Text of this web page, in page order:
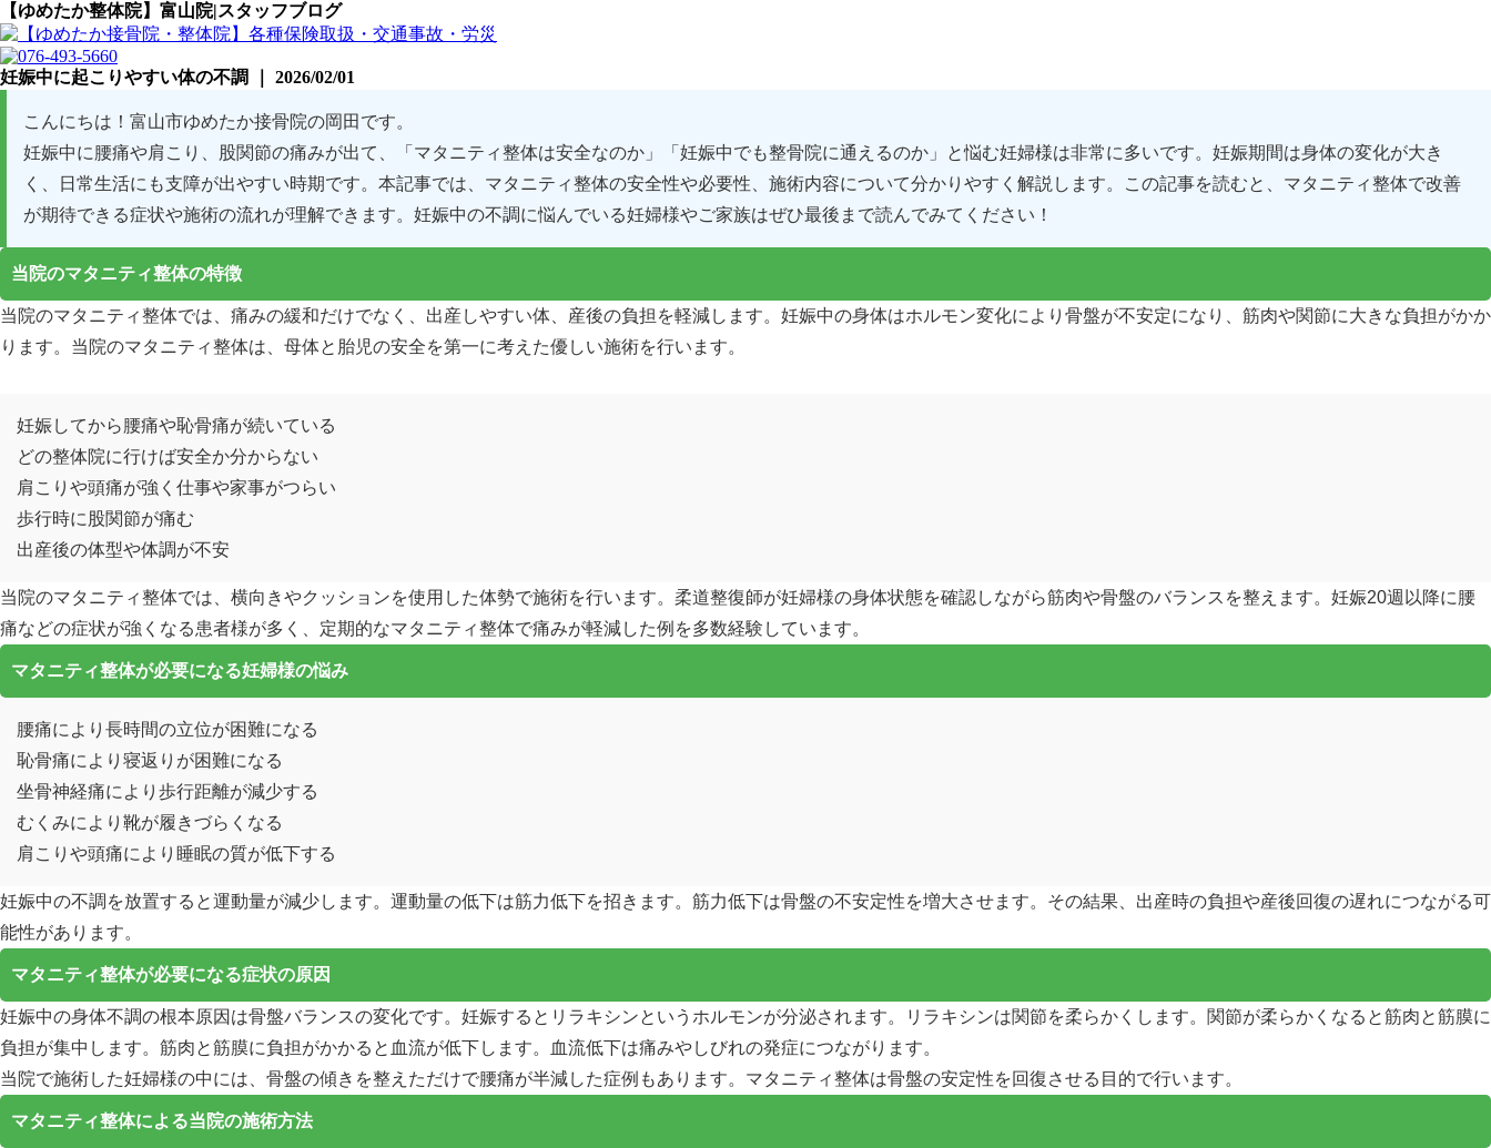
【ゆめたか整体院】富山院|スタッフブログ
妊娠中に起こりやすい体の不調 ｜ 2026/02/01
こんにちは！富山市ゆめたか接骨院の岡田です。
妊娠中に腰痛や肩こり、股関節の痛みが出て、「マタニティ整体は安全なのか」「妊娠中でも整骨院に通えるのか」と悩む妊婦様は非常に多いです。妊娠期間は身体の変化が大き
く、日常生活にも支障が出やすい時期です。本記事では、マタニティ整体の安全性や必要性、施術内容について分かりやすく解説します。この記事を読むと、マタニティ整体で改善
が期待できる症状や施術の流れが理解できます。妊娠中の不調に悩んでいる妊婦様やご家族はぜひ最後まで読んでみてください！
当院のマタニティ整体の特徴
当院のマタニティ整体では、痛みの緩和だけでなく、出産しやすい体、産後の負担を軽減します。妊娠中の身体はホルモン変化により骨盤が不安定になり、筋肉や関節に大きな負担がかか
ります。当院のマタニティ整体は、母体と胎児の安全を第一に考えた優しい施術を行います。
妊娠してから腰痛や恥骨痛が続いている
どの整体院に行けば安全か分からない
肩こりや頭痛が強く仕事や家事がつらい
歩行時に股関節が痛む
出産後の体型や体調が不安
当院のマタニティ整体では、横向きやクッションを使用した体勢で施術を行います。柔道整復師が妊婦様の身体状態を確認しながら筋肉や骨盤のバランスを整えます。妊娠20週以降に腰
痛などの症状が強くなる患者様が多く、定期的なマタニティ整体で痛みが軽減した例を多数経験しています。
マタニティ整体が必要になる妊婦様の悩み
腰痛により長時間の立位が困難になる
恥骨痛により寝返りが困難になる
坐骨神経痛により歩行距離が減少する
むくみにより靴が履きづらくなる
肩こりや頭痛により睡眠の質が低下する
妊娠中の不調を放置すると運動量が減少します。運動量の低下は筋力低下を招きます。筋力低下は骨盤の不安定性を増大させます。その結果、出産時の負担や産後回復の遅れにつながる可
能性があります。
マタニティ整体が必要になる症状の原因
妊娠中の身体不調の根本原因は骨盤バランスの変化です。妊娠するとリラキシンというホルモンが分泌されます。リラキシンは関節を柔らかくします。関節が柔らかくなると筋肉と筋膜に
負担が集中します。筋肉と筋膜に負担がかかると血流が低下します。血流低下は痛みやしびれの発症につながります。
当院で施術した妊婦様の中には、骨盤の傾きを整えただけで腰痛が半減した症例もあります。マタニティ整体は骨盤の安定性を回復させる目的で行います。
マタニティ整体による当院の施術方法